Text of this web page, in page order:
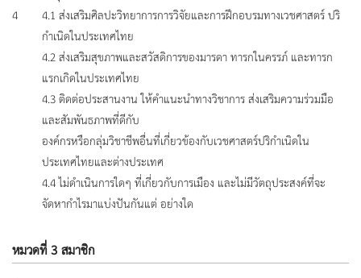
4
4.1 ส่งเสริมศิลปะวิทยาการการวิจัยและการฝึกอบรมทางเวชศาสตร์ ปริ
กำเนิดในประเทศไทย
4.2 ส่งเสริมสุขภาพและสวัสดิการของมารดา ทารกในครรภ์ และทารก
แรกเกิดในประเทศไทย
4.3 ติดต่อประสานงาน ให้คำแนะนำทางวิชาการ ส่งเสริมความร่วมมือ
และสัมพันธภาพที่ดีกับ
องค์กรหรือกลุ่มวิชาชีพอื่นที่เกี่ยวข้องกับเวชศาสตร์ปริกำเนิดใน
ประเทศไทยและต่างประเทศ
4.4 ไม่ดำเนินการใดๆ ที่เกี่ยวกับการเมือง และไม่มีวัตถุประสงค์ที่จะ
จัดหากำไรมาแบ่งปันกันแต่ อย่างใด
หมวดที่ 3 สมาชิก